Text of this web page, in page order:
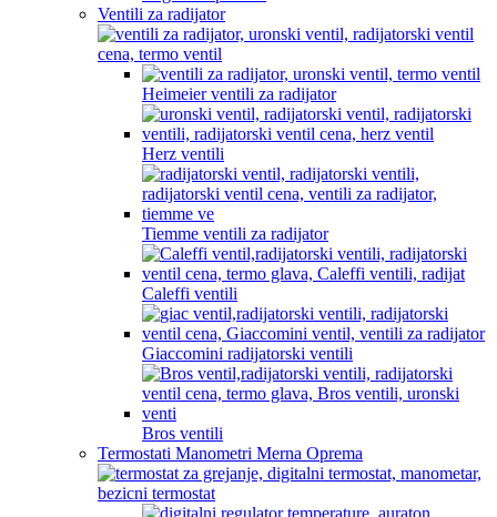
Ventili za radijator
Heimeier ventili za radijator
Herz ventili
Tiemme ventili za radijator
Caleffi ventili
Giaccomini radijatorski ventili
Bros ventili
Termostati Manometri Merna Oprema